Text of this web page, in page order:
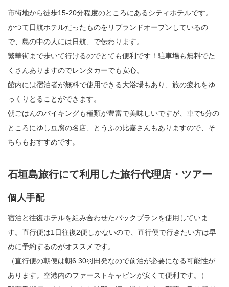
市街地から徒歩15-20分程度のところにあるシティホテルです。
かつて日航ホテルだったものをリブランドオープンしているの
で、島の中の人には日航、で伝わります。
繁華街まで歩いて行けるのでとても便利です！駐車場も無料でた
くさんありますのでレンタカーでも安心。
館内には宿泊者が無料で使用できる大浴場もあり、旅の疲れをゆ
っくりとることができます。
朝ごはんのバイキングも種類が豊富で美味しいですが、車で5分の
ところにゆし豆腐の名店、とうふの比嘉さんもありますので、そ
ちらもおすすめです。
石垣島旅行にて利用した旅行代理店・ツアー
個人手配
宿泊と往復ホテルを組み合わせたパックプランを使用していま
す。直行便は1日往復2便しかないので、直行便で行きたい方は早
めに予約するのがオススメです。
（直行便の朝便は朝6:30羽田発なので前泊が必要になる可能性が
あります。空港内のファーストキャビンが安くて便利です。）